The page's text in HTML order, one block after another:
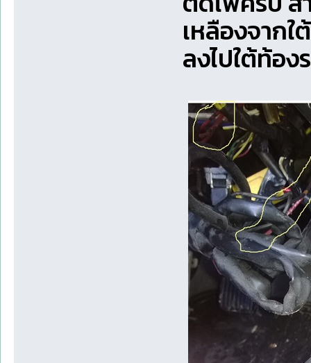
เหลืองจาก
ลงไปใต้ท้อง